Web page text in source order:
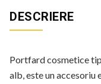
DESCRIERE
Portfard cosmetice
alb, este un